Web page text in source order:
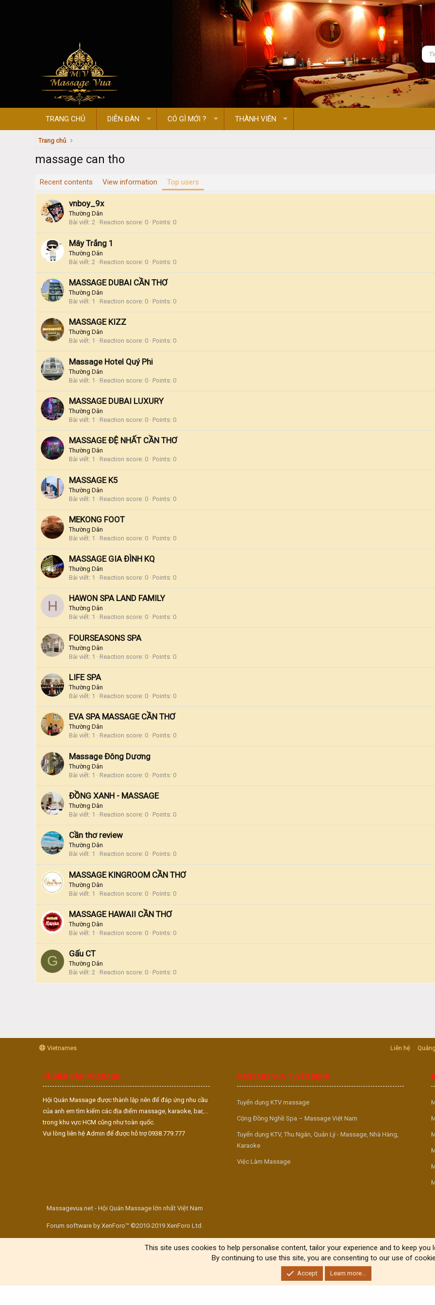
TRANG CHỦ DIỄN ĐÀN CÓ GÌ MỚI ? THÀNH VIÊN
Trang chủ
massage can tho
Recent contents View information Top users
vnboy_9x
Thường Dân
Bài viết 2 Reaction score 0 Points 0
Mây Trắng 1
Thường Dân
Bài viết 2 Reaction score 0 Points 0
MASSAGE DUBAI CẦN THƠ
Thường Dân
Bài viết 1 Reaction score 0 Points 0
MASSAGE KIZZ
Thường Dân
Bài viết 1 Reaction score 0 Points 0
Massage Hotel Quý Phi
Thường Dân
Bài viết 1 Reaction score 0 Points 0
MASSAGE DUBAI LUXURY
Thường Dân
Bài viết 1 Reaction score 0 Points 0
MASSAGE ĐỆ NHẤT CẦN THƠ
Thường Dân
Bài viết 1 Reaction score 0 Points 0
MASSAGE K5
Thường Dân
Bài viết 1 Reaction score 0 Points 0
MEKONG FOOT
Thường Dân
Bài viết 1 Reaction score 0 Points 0
MASSAGE GIA ĐÌNH KQ
Thường Dân
Bài viết 1 Reaction score 0 Points 0
H HAWON SPA LAND FAMILY
Thường Dân
Bài viết 1 Reaction score 0 Points 0
FOURSEASONS SPA
Thường Dân
Bài viết 1 Reaction score 0 Points 0
LIFE SPA
Thường Dân
Bài viết 1 Reaction score 0 Points 0
EVA SPA MASSAGE CẦN THƠ
Thường Dân
Bài viết 1 Reaction score 0 Points 0
Massage Đông Dương
Thường Dân
Bài viết 1 Reaction score 0 Points 0
ĐỒNG XANH - MASSAGE
Thường Dân
Bài viết 1 Reaction score 0 Points 0
Cần thơ review
Thường Dân
Bài viết 1 Reaction score 0 Points 0
MASSAGE KINGROOM CẦN THƠ
Thường Dân
Bài viết 1 Reaction score 0 Points 0
MASSAGE HAWAII CẦN THƠ
Thường Dân
Bài viết 1 Reaction score 0 Points 0
G Gấu CT
Thường Dân
Bài viết 2 Reaction score 0 Points 0
Vietnames Liên hệ
VỀ DIỄN ĐÀN MASSAGE
Hội Quán Massage được thành lập nên để đáp ứng nhu cầu
của anh em tìm kiếm các địa điểm massage, karaoke, bar,...
trong khu vực HCM cũng như toàn quốc.
Vui lòng liên hệ Admin để được hỗ trợ 0938.779.777
MASSAGE VUA TUYỂN DỤNG
Tuyển dụng KTV massage
Cộng Đồng Nghề Spa – Massage Việt Nam
Tuyển dụng KTV, Thu Ngân, Quản Lý - Massage, Nhà Hàng,
Karaoke
Việc Làm Massage
Massagevua.net - Hội Quán Massage lớn nhất Việt Nam
Forum software by XenForo™ ©2010-2019 XenForo Ltd.
This site uses cookies to help personalise content, tailor your experience and to keep you
By continuing to use this site, you are consenting to our use of
Accept Learn more...